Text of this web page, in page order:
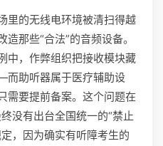
里的无线电环境被清扫得越
那些“合法”的音频设备。
中，作弊组织把接收模块藏
助听器属于医疗辅助设
需要提前备案。这个问题在
没有出台全国统一的“禁止
，因为确实有听障考生的